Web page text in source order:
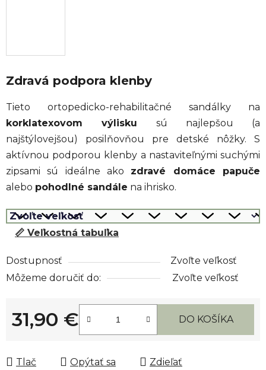
Zdravá podpora klenby
Tieto ortopedicko-rehabilitačné sandálky na
korklatexovom výlisku sú najlepšou (a
najštýlovejšou) posilňovňou pre detské nôžky. S
aktívnou podporou klenby a nastaviteľnými suchými
zipsami sú ideálne ako zdravé domáce papuče
alebo pohodlné sandále na ihrisko.
📏 Veľkostná tabuľka
Dostupnosť
Zvoľte veľkosť
Môžeme doručiť do:
Zvoľte veľkosť
31,90 €
Jednotková cena:
DO KOŠÍKA
Tlač Opýtať sa Zdieľať